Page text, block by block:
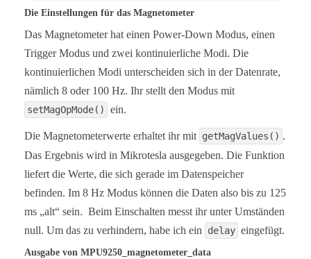
}
void loop() {
xyzFloat magValue = myMPU9250.getMagValues();
  Serial.print(magValue.x);
  Serial.print("   ");
  Serial.print(magValue.y);
  Serial.print("   ");
  Serial.println(magValue.z);
  delay(1000);
}
Die Einstellungen für das Magnetometer
Das Magnetometer hat einen Power-Down Modus, einen
Trigger Modus und zwei kontinuierliche Modi. Die
kontinuierlichen Modi unterscheiden sich in der Datenrate,
nämlich 8 oder 100 Hz. Ihr stellt den Modus mit
setMagOpMode() ein.
Die Magnetometerwerte erhaltet ihr mit getMagValues() .
Das Ergebnis wird in Mikrotesla ausgegeben. Die Funktion
liefert die Werte, die sich gerade im Datenspeicher
befinden. Im 8 Hz Modus können die Daten also bis zu 125
ms „alt“ sein. Beim Einschalten messt ihr unter Umständen
null. Um das zu verhindern, habe ich ein delay eingefügt.
Ausgabe von MPU9250_magnetometer_data